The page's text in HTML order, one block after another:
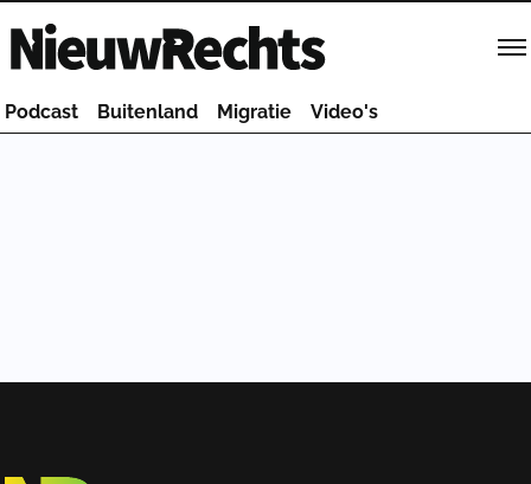
Homepage van NieuwRechts
Podcast Buitenland Migratie Video's